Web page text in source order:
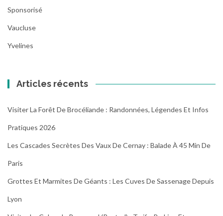
Sponsorisé
Vaucluse
Yvelines
Articles récents
Visiter La Forêt De Brocéliande : Randonnées, Légendes Et Infos
Pratiques 2026
Les Cascades Secrètes Des Vaux De Cernay : Balade À 45 Min De
Paris
Grottes Et Marmites De Géants : Les Cuves De Sassenage Depuis
Lyon